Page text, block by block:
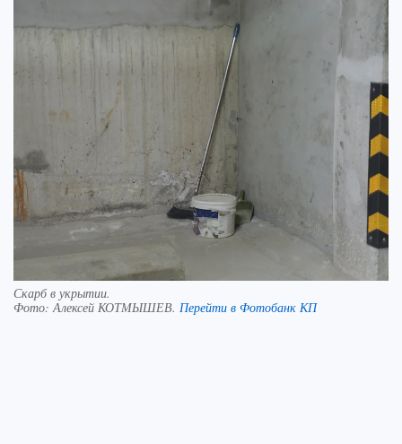
Скарб в укрытии.
Фото: Алексей КОТМЫШЕВ. Перейти в Фотобанк КП